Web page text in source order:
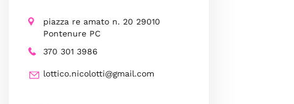
piazza re amato n. 20 29010
Pontenure PC
370 301 3986
lottico.nicolotti@gmail.com